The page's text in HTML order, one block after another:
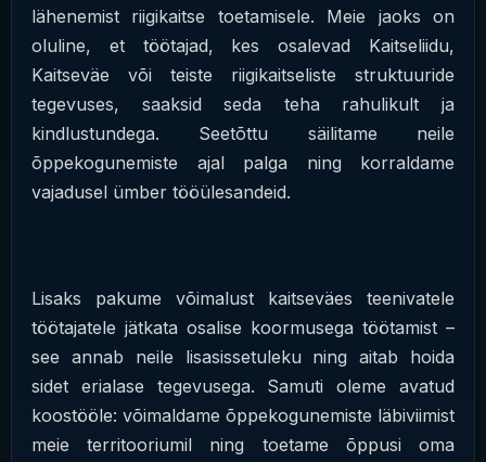
lähenemist riigikaitse toetamisele. Meie jaoks on
oluline, et töötajad, kes osalevad Kaitseliidu,
Kaitseväe või teiste riigikaitseliste struktuuride
tegevuses, saaksid seda teha rahulikult ja
kindlustundega. Seetõttu säilitame neile
õppekogunemiste ajal palga ning korraldame
vajadusel ümber tööülesandeid.
Lisaks pakume võimalust kaitseväes teenivatele
töötajatele jätkata osalise koormusega töötamist –
see annab neile lisasissetuleku ning aitab hoida
sidet erialase tegevusega. Samuti oleme avatud
koostööle: võimaldame õppekogunemiste läbiviimist
meie territooriumil ning toetame õppusi oma